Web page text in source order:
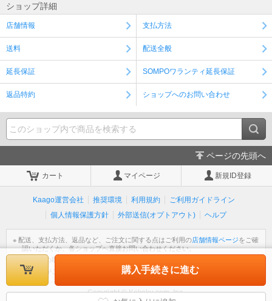
ショップ詳細
店舗情報 支払方法
送料 配送全般
延長保証 SOMPOワランティ延長保証
返品特約 ショップへのお問い合わせ
購入手続きに進む
ページの先頭へ
カート マイページ 新規ID登録
Kaago運営会社 推奨環境 利用規約
ご利用ガイドライン
個人情報保護方針
外部送信(オプトアウト) ヘルプ
※ 配送、支払方法、返品など、ご注文に関する点はご利用の店舗情報ページをご確
認いただくか、各ショップへ直接お問い合わせください。
※ 個人情報の取扱いについては
※ 不明な点がございましたら
をご覧ください。
Copyright © Kakaku.com, Inc.